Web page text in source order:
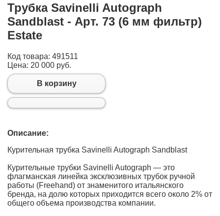
Трубка Savinelli Autograph
Sandblast - Арт. 73 (6 мм фильтр)
Estate
Код товара: 491511
Цена: 20 000 руб.
В корзину
Описание:
Курительная трубка Savinelli Autograph Sandblast
Курительные трубки Savinelli Autograph — это
флагманская линейка эксклюзивных трубок ручной
работы (Freehand) от знаменитого итальянского
бренда, на долю которых приходится всего около 2% от
общего объема производства компании.